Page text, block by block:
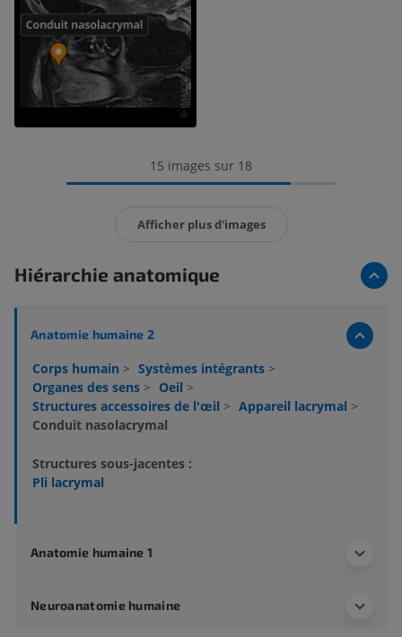
15 images sur 18
Afficher plus d'images
Hiérarchie anatomique
Anatomie humaine 2
Corps humain > Systèmes intégrants >
Organes des sens > Oeil >
Structures accessoires de l'œil > Appareil lacrymal >
Conduit nasolacrymal
Structures sous-jacentes :
Pli lacrymal
Anatomie humaine 1
Neuroanatomie humaine